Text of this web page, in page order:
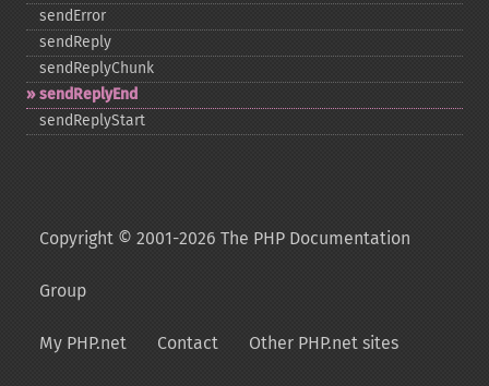
sendError
sendReply
sendReplyChunk
sendReplyEnd
sendReplyStart
Copyright © 2001-2026 The PHP Documentation
Group
My PHP.net Contact Other PHP.net sites